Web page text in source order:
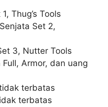
Thug’s Tools
Set 2,
3, Nutter Tools
Full, Armor, dan uang
terbatas
terbatas